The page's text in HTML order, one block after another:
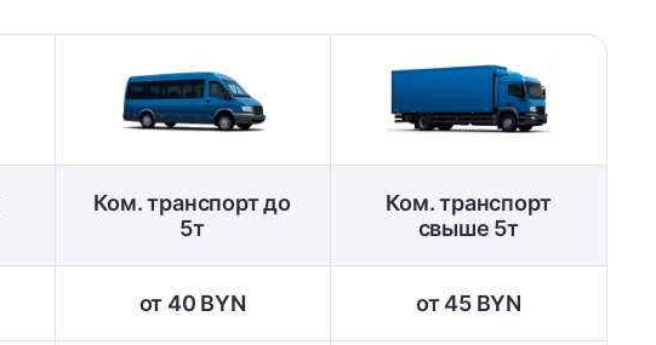
Ком. транспорт до
5т
Ком. транспорт
свыше 5т
от 40 BYN от 45 BYN